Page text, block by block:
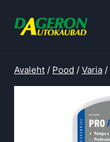
Avaleht / Pood / Varia /